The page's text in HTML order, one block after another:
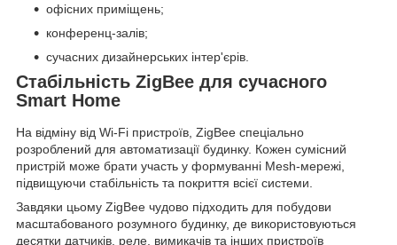
офісних приміщень;
конференц-залів;
сучасних дизайнерських інтер'єрів.
Стабільність ZigBee для сучасного
Smart Home
На відміну від Wi-Fi пристроїв, ZigBee спеціально
розроблений для автоматизації будинку. Кожен сумісний
пристрій може брати участь у формуванні Mesh-мережі,
підвищуючи стабільність та покриття всієї системи.
Завдяки цьому ZigBee чудово підходить для побудови
масштабованого розумного будинку, де використовуються
десятки датчиків, реле, вимикачів та інших пристроїв